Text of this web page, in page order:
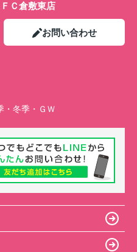
Ｃ倉敷東店
お問い合わせ
冬季・ＧＷ